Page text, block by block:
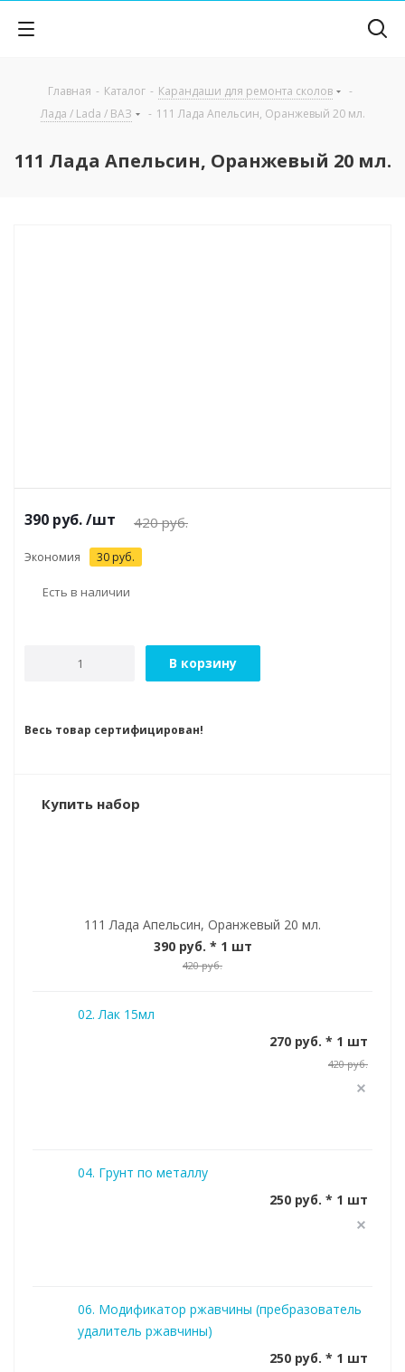
Главная - Каталог - Карандаши для ремонта сколов
-
Лада / Lada / ВАЗ
- 111 Лада Апельсин, Оранжевый 20 мл.
111 Лада Апельсин, Оранжевый 20 мл.
390 руб./шт 420руб.
Экономия 30 руб.
Есть в наличии
В корзину
Весь товар сертифицирован!
Купить набор
111 Лада Апельсин, Оранжевый 20 мл.
390 руб. * 1 шт
420 руб.
02. Лак 15мл
270 руб. * 1 шт
420 руб.
04. Грунт по металлу
250 руб. * 1 шт
06. Модификатор ржавчины (пребразователь
удалитель ржавчины)
250 руб. * 1 шт